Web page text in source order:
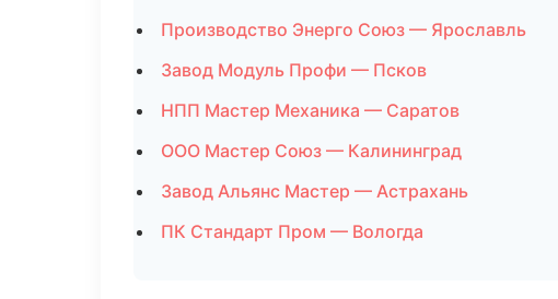
Производство Энерго Союз — Ярославль
Завод Модуль Профи — Псков
НПП Мастер Механика — Саратов
ООО Мастер Союз — Калининград
Завод Альянс Мастер — Астрахань
ПК Стандарт Пром — Вологда